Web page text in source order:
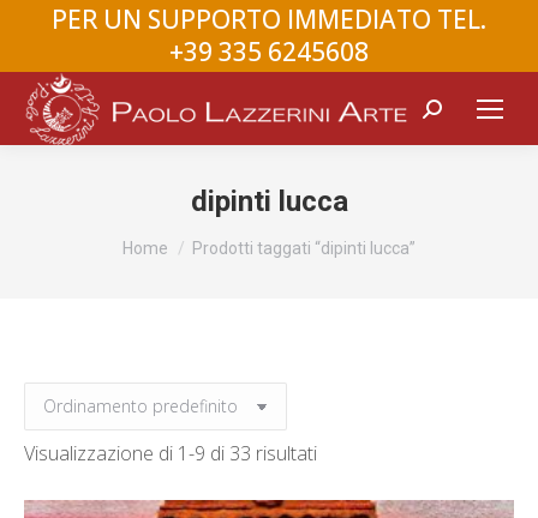
PER UN SUPPORTO IMMEDIATO TEL.
+39 335 6245608
Search:
dipinti lucca
Home Prodotti taggati “dipinti lucca”
Visualizzazione di 1-9 di 33 risultati